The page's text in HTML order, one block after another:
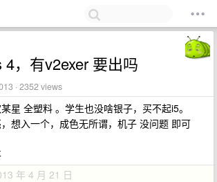
4，有v2exer 要出吗
· 2352 views
星 全塑料 。学生也没啥银子，买不起i5。
想入一个，成色无所谓，机子 没问题 即可
年 4 月 21 日